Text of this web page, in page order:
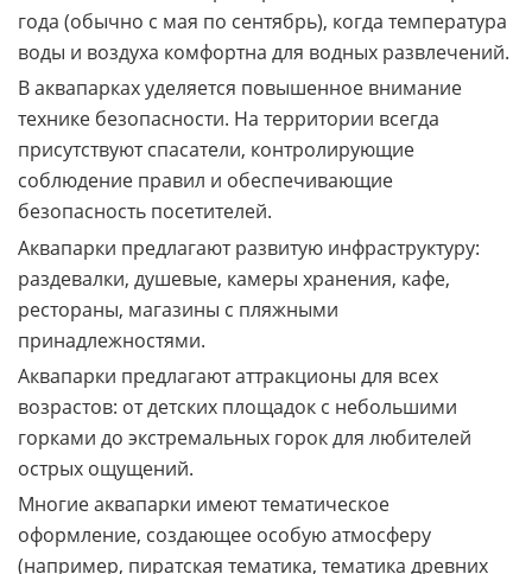
Большинство аквапарков работают в теплое время
года (обычно с мая по сентябрь), когда температура
воды и воздуха комфортна для водных развлечений.
В аквапарках уделяется повышенное внимание
технике безопасности. На территории всегда
присутствуют спасатели, контролирующие
соблюдение правил и обеспечивающие
безопасность посетителей.
Аквапарки предлагают развитую инфраструктуру:
раздевалки, душевые, камеры хранения, кафе,
рестораны, магазины с пляжными
принадлежностями.
Аквапарки предлагают аттракционы для всех
возрастов: от детских площадок с небольшими
горками до экстремальных горок для любителей
острых ощущений.
Многие аквапарки имеют тематическое
оформление, создающее особую атмосферу